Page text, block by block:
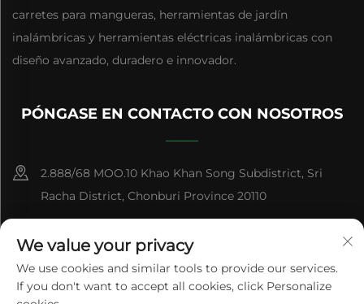
carretes para mangueras, herramientas de jardín
inalámbricas y herramientas eléctricas inalámbricas con
diseño avanzado, duradero e innovador.
PÓNGASE EN CONTACTO CON NOSOTROS
2.888/68 MOO.10 Khao Khan Song Subdistrict, Sri
Racha District, Chonburi Province 20110
[email protected]
We value your privacy
We use cookies and similar tools to provide our services.
If you don't want to accept all cookies, click Personalize